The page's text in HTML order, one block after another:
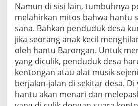
Namun di sisi lain, tumbuhnya
melahirkan mitos bahwa hantu
sana. Bahkan penduduk desa
jika seorang anak kecil
oleh hantu Barongan. Untuk
yang diculik, penduduk desa
kentongan atau alat musik
berjalan-jalan di sekitar desa. Di
hantu akan menari dan